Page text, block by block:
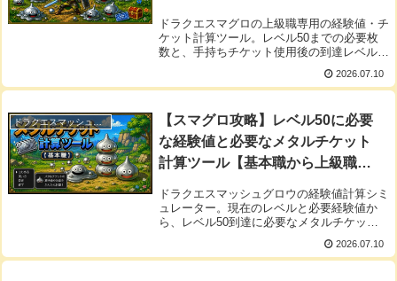
ドラクエスマグロの上級職専用の経験値・チ
ケット計算ツール。レベル50までの必要枚
数と、手持ちチケット使用後の到達レベルを
2026.07.10
ドラクエスマッシュグロウ
【スマグロ攻略】レベル50に必要
な経験値と必要なメタルチケット
計算ツール【基本職から上級職
ドラクエスマッシュグロウの経験値計算シミ
ュレーター。現在のレベルと必要経験値か
ら、レベル50到達に必要なメタルチケット
とメタル系チケットの効率的な使い方をまと
めた育成攻略の決定版ツールです。
2026.07.10